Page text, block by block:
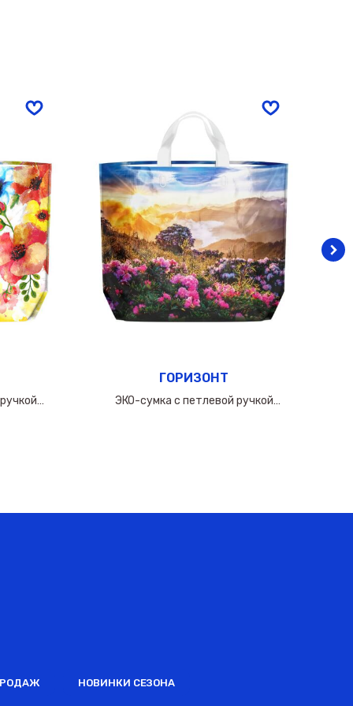
ГОРИЗОНТ
ЭКО-сумка с петлевой ручкой
НОВИНКИ СЕЗОНА